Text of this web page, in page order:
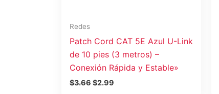
Redes
Patch Cord CAT 5E Azul U-Link
de 10 pies (3 metros) –
Conexión Rápida y Estable»
$3.66$2.99